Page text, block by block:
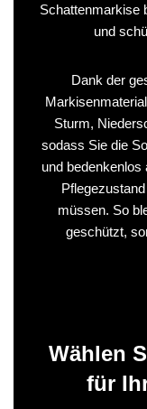
Schattenmarkise
und
Dank der
Sturm,
sodass Sie die
und
müssen. So
geschützt,
Wählen
für